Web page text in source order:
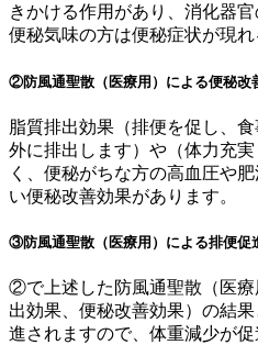
きかける作用 があり、 消化器官
便秘気味の方は便秘症状が現れ
②防風通聖散（医療用）による便秘改
脂質排出効果 （排便を促し、
外に排出します）や （体力充
く、便秘がちな方の高血圧や肥
い便秘改善効果があります。
③防風通聖散（医療用）による排便促
②で上述した 防風通聖散（医
出効果、便秘改善効果） の結
進されますので、体重減少が促